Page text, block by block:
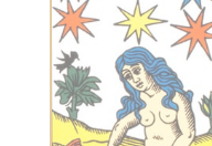
l’inspiration et la
spiritualité. L’Étoile
suggère souvent
que des moments
de calme et de
réflexion peuvent